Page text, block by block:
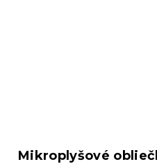
Mikroplyšové